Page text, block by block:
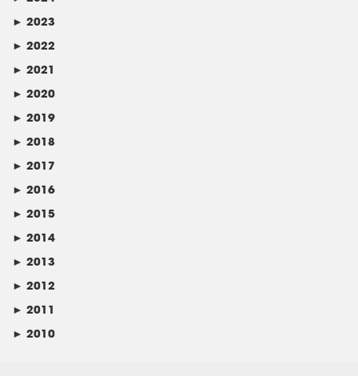
► 2023
► 2022
► 2021
► 2020
► 2019
► 2018
► 2017
► 2016
► 2015
► 2014
► 2013
► 2012
► 2011
► 2010